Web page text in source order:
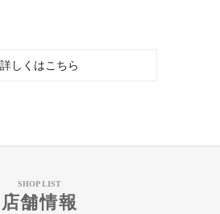
詳しくはこちら
SHOP LIST
店舗情報